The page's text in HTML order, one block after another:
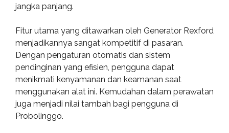
jangka panjang.
Fitur utama yang ditawarkan oleh Generator Rexford
menjadikannya sangat kompetitif di pasaran.
Dengan pengaturan otomatis dan sistem
pendinginan yang efisien, pengguna dapat
menikmati kenyamanan dan keamanan saat
menggunakan alat ini. Kemudahan dalam perawatan
juga menjadi nilai tambah bagi pengguna di
Probolinggo.